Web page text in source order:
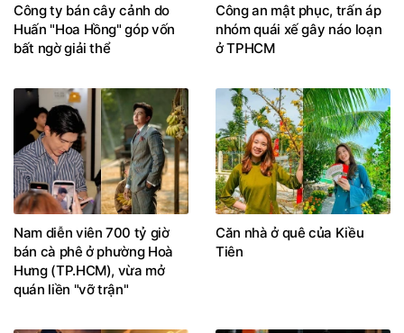
Công ty bán cây cảnh do
Huấn "Hoa Hồng" góp vốn
bất ngờ giải thể
Công an mật phục, trấn áp
nhóm quái xế gây náo loạn
ở TPHCM
Nam diễn viên 700 tỷ giờ
bán cà phê ở phường Hoà
Hưng (TP.HCM), vừa mở
quán liền "vỡ trận"
Căn nhà ở quê của Kiều
Tiên